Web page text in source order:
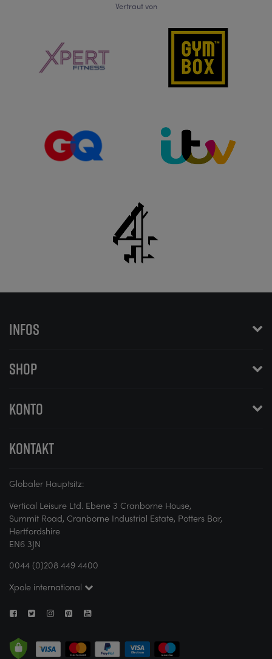
Vertraut von
INFOS
SHOP
KONTO
KONTAKT
Globaler Hauptsitz:
Vertical Leisure Ltd. Ebene 3 Cranborne House,
Summit Road, Cranborne Industrial Estate, Potters Bar,
Hertfordshire
EN6 3JN
0044 (0)208 449 4400
Xpole international